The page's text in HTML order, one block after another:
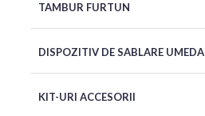
TAMBUR FURTUN
DISPOZITIV DE SABLARE UMEDA
KIT-URI ACCESORII